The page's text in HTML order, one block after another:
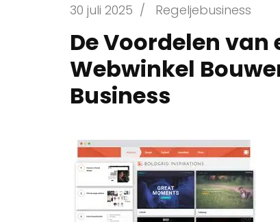
30 juli 2025 / Regeljebusiness
De Voordelen van
Webwinkel
Business